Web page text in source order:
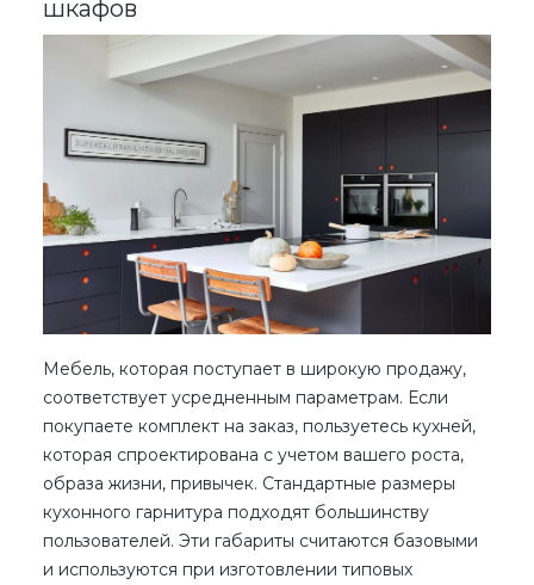
шкафов
Мебель, которая поступает в широкую продажу,
соответствует усредненным параметрам. Если
покупаете комплект на заказ, пользуетесь кухней,
которая спроектирована с учетом вашего роста,
образа жизни, привычек. Стандартные размеры
кухонного гарнитура подходят большинству
пользователей. Эти габариты считаются базовыми
и используются при изготовлении типовых